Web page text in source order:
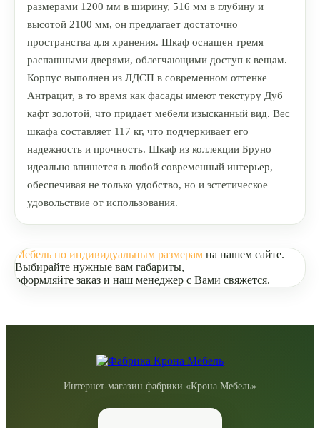
размерами 1200 мм в ширину, 516 мм в глубину и
высотой 2100 мм, он предлагает достаточно
пространства для хранения. Шкаф оснащен тремя
распашными дверями, облегчающими доступ к вещам.
Корпус выполнен из ЛДСП в современном оттенке
Антрацит, в то время как фасады имеют текстуру Дуб
кафт золотой, что придает мебели изысканный вид. Вес
шкафа составляет 117 кг, что подчеркивает его
надежность и прочность. Шкаф из коллекции Бруно
идеально впишется в любой современный интерьер,
обеспечивая не только удобство, но и эстетическое
удовольствие от использования.
Мебель по индивидуальным размерам на нашем сайте.
Выбирайте нужные вам габариты,
оформляйте заказ и наш менеджер с Вами свяжется.
Интернет-магазин фабрики «Крона Мебель»